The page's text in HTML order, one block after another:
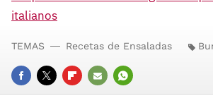
italianos
FACEBOOK
TWITTERFLIPBOARD
E-
WHATSAPP
TEMAS Recetas de Ensaladas